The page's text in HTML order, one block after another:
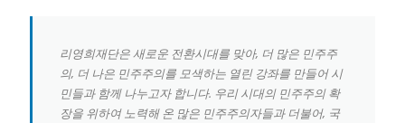
리영희재단은 새로운 전환시대를 맞아, 더 많은 민주주
의, 더 나은 민주주의를 모색하는 열린 강좌를 만들어 시
민들과 함께 나누고자 합니다. 우리 시대의 민주주의 확
장을 위하여 노력해 온 많은 민주주의자들과 더불어, 국